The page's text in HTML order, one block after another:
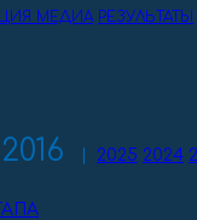
МЕДИА РЕЗУЛЬТАТЫ
2025 2024